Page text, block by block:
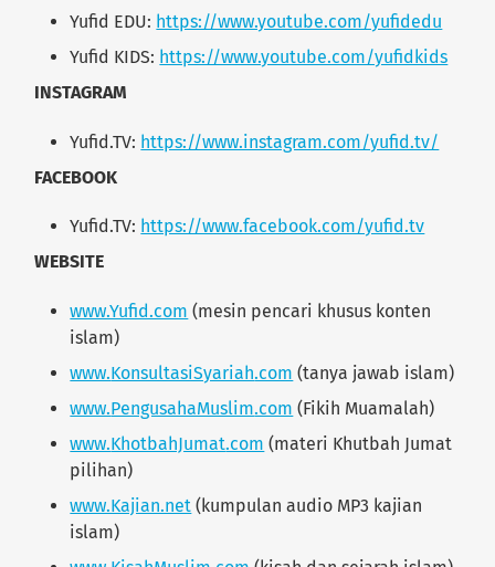
Yufid EDU: https://www.youtube.com/yufidedu
Yufid KIDS: https://www.youtube.com/yufidkids
INSTAGRAM
Yufid.TV: https://www.instagram.com/yufid.tv/
FACEBOOK
Yufid.TV: https://www.facebook.com/yufid.tv
WEBSITE
www.Yufid.com (mesin pencari khusus konten
islam)
www.KonsultasiSyariah.com (tanya jawab islam)
www.PengusahaMuslim.com (Fikih Muamalah)
www.KhotbahJumat.com (materi Khutbah Jumat
pilihan)
www.Kajian.net (kumpulan audio MP3 kajian
islam)